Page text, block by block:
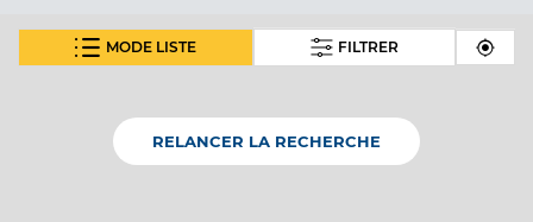
MODE LISTE FILTRER
Etablissement de soins
Une offre identifiée :
RELANCER LA RECHERCHE